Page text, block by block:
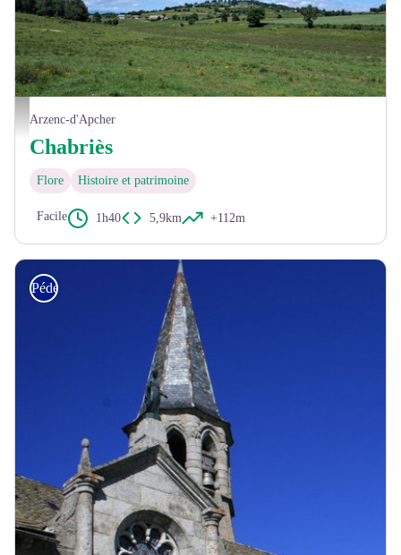
Vue sur Chabriès - © OT Aubrac Lozérien
Arzenc-d'Apcher
Chabriès
Flore Histoire et patrimoine
Facile 1h40 5,9km +112m
Pédestre